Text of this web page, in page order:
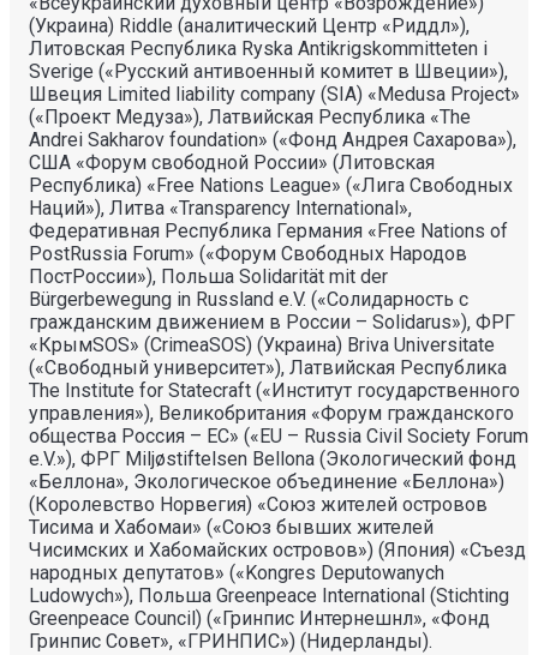
(Украина) Riddle (аналитический Центр «Риддл»),
Литовская Республика Ryska Antikrigskommitteten i
Sverige («Русский антивоенный комитет в Швеции»),
Швеция Limited liability company (SIA) «Medusa Project»
(«Проект Медуза»), Латвийская Республика «The
Andrei Sakharov foundation» («Фонд Андрея Сахарова»),
США «Форум свободной России» (Литовская
Республика) «Free Nations League» («Лига Свободных
Наций»), Литва «Transparеncy International»,
Федеративная Республика Германия «Free Nations of
PostRussia Forum» («Форум Свободных Народов
ПостРоссии»), Польша Solidarität mit der
Bürgerbewegung in Russland e.V. («Солидарность с
гражданским движением в России – Solidarus»), ФРГ
«КрымSOS» (CrimeaSOS) (Украина) Briva Universitate
(«Свободный университет»), Латвийская Республика
The Institute for Statecraft («Институт государственного
управления»), Великобритания «Форум гражданского
общества Россия – ЕС» («EU – Russia Civil Society Forum
e.V.»), ФРГ Miljøstiftelsen Bellona (Экологический фонд
«Беллона», Экологическое объединение «Беллона»)
(Королевство Норвегия) «Союз жителей островов
Тисима и Хабомаи» («Союз бывших жителей
Чисимских и Хабомайских островов») (Япония) «Съезд
народных депутатов» («Kongres Deputowanych
Ludowych»), Польша Greenpeace International (Stichting
Greenpeace Council) («Гринпис Интернешнл», «Фонд
Гринпис Совет», «ГРИНПИС») (Нидерланды).